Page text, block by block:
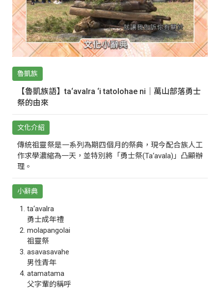
魯凱族
【魯凱族語】ta‘avalra ‘i tatolohae ni｜萬山部落勇士
祭的由來
文化介紹
傳統祖靈祭是一系列為期四個月的祭典，現今配合族人工
作求學濃縮為一天，並特別將「勇士祭(Ta‘avala)」凸顯辦
理。
小辭典
ta‘avalra
勇士成年禮
molapangolai
祖靈祭
asavasavahe
男性青年
atamatama
父字輩的稱呼